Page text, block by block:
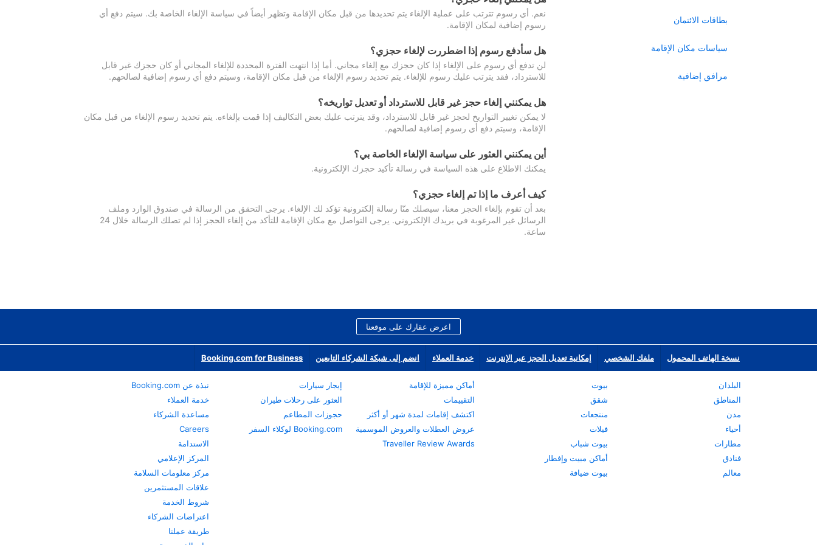
بطاقات الائتمان
سياسات مكان الإقامة
مرافق إضافية
نعم. أي رسوم تترتب على عملية الإلغاء يتم تحديدها من قبل مكان الإقامة وتظهر أيضاً في سياسة الإلغاء الخاصة بك. سيتم دفع أي
رسوم إضافية لمكان الإقامة.
هل سأدفع رسوم إذا اضطررت لإلغاء حجزي؟
لن تدفع أي رسوم على الإلغاء إذا كان حجزك مع إلغاء مجاني. أما إذا انتهت الفترة المحددة للإلغاء المجاني أو كان حجزك غير قابل
للاسترداد، فقد يترتب عليك رسوم للإلغاء. يتم تحديد رسوم الإلغاء من قبل مكان الإقامة، وسيتم دفع أي رسوم إضافية لصالحهم.
هل يمكنني إلغاء حجز غير قابل للاسترداد أو تعديل تواريخه؟
لا يمكن تغيير التواريخ لحجز غير قابل للاسترداد، وقد يترتب عليك بعض التكاليف إذا قمت بإلغاءه. يتم تحديد رسوم الإلغاء من قبل مكان
الإقامة، وسيتم دفع أي رسوم إضافية لصالحهم.
أين يمكنني العثور على سياسة الإلغاء الخاصة بي؟
يمكنك الاطلاع على هذه السياسة في رسالة تأكيد حجزك الإلكترونية.
كيف أعرف ما إذا تم إلغاء حجزي؟
بعد أن تقوم بإلغاء الحجز معنا، سيصلك منّا رسالة إلكترونية تؤكد لك الإلغاء. يرجى التحقق من الرسالة في صندوق الوارد وملف
الرسائل غير المرغوبة في بريدك الإلكتروني. يرجى التواصل مع مكان الإقامة للتأكد من إلغاء الحجز إذا لم تصلك الرسالة خلال 24
ساعة.
اعرض عقارك على موقعنا
نسخة الهاتف المحمول ملفك الشخصي إمكانية تعديل الحجز عبر الإنترنت خدمة العملاء انضم إلى شبكة الشركاء التابعين Booking.com for Business
البلدان
المناطق
مدن
أحياء
مطارات
فنادق
معالم
بيوت
شقق
منتجعات
فيلات
بيوت شباب
أماكن مبيت وإفطار
بيوت ضيافة
أماكن مميزة للإقامة
التقييمات
اكتشف إقامات لمدة شهر أو أكثر
عروض العطلات والعروض الموسمية
Traveller Review Awards
إيجار سيارات
العثور على رحلات طيران
حجوزات المطاعم
Booking.com لوكلاء السفر
نبذة عن Booking.com
خدمة العملاء
مساعدة الشركاء
Careers
الاستدامة
المركز الإعلامي
مركز معلومات السلامة
علاقات المستثمرين
شروط الخدمة
اعتراضات الشركاء
طريقة عملنا